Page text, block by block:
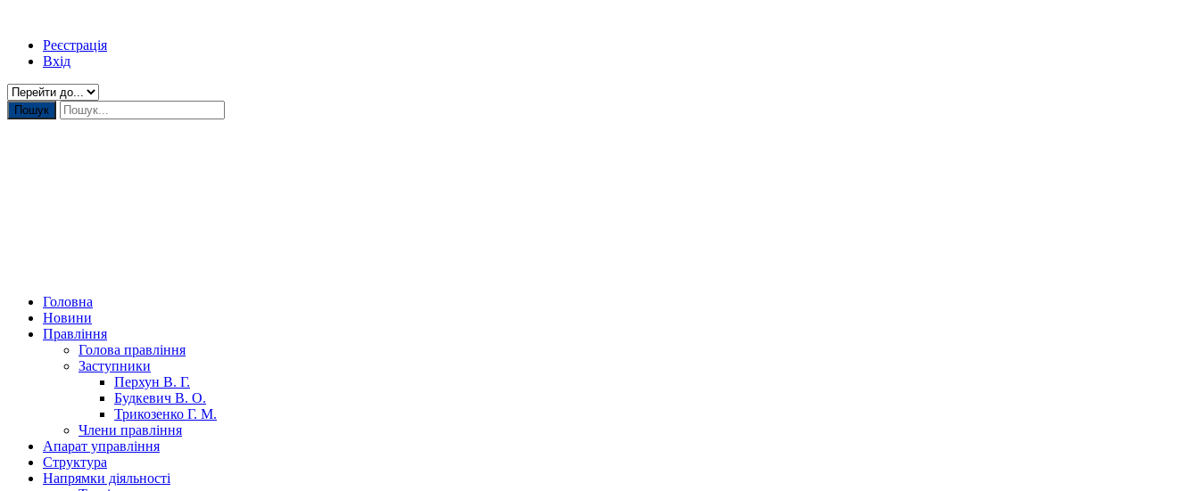
Реєстрація
Вхід
Головна
Новини
Правління
Голова правління
Заступники
Перхун В. Г.
Будкевич В. О.
Трикозенко Г. М.
Члени правління
Апарат управління
Структура
Напрямки діяльності